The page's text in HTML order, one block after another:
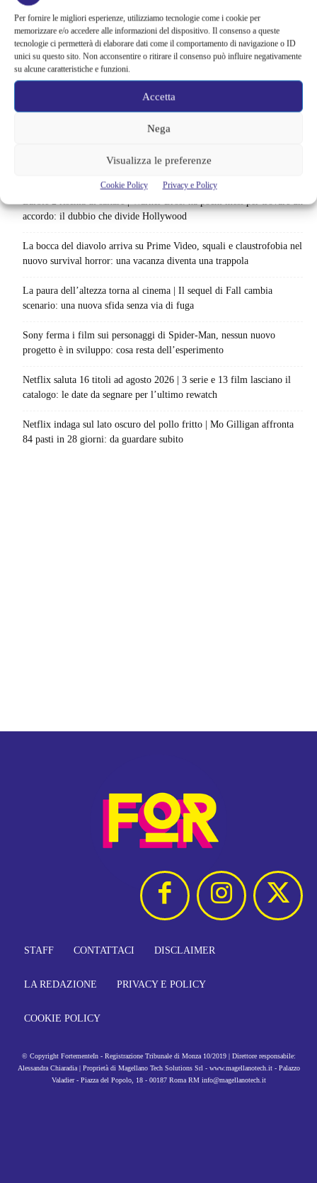
Per fornire le migliori esperienze, utilizziamo tecnologie come i cookie per
memorizzare e/o accedere alle informazioni del dispositivo. Il consenso a queste
tecnologie ci permetterà di elaborare dati come il comportamento di navigazione o ID
unici su questo sito. Non acconsentire o ritirare il consenso può influire negativamente
su alcune caratteristiche e funzioni.
Accetta
Nega
Visualizza le preferenze
Cookie Policy Privacy e Policy
Spider-Man: Brand New Day riapre una vecchia ferita | Il finale
Barbie 2 rischia di saltare | Warner Bros. ha pochi mesi per trovare un
accordo: il dubbio che divide Hollywood
La bocca del diavolo arriva su Prime Video, squali e claustrofobia nel
nuovo survival horror: una vacanza diventa una trappola
La paura dell’altezza torna al cinema | Il sequel di Fall cambia
scenario: una nuova sfida senza via di fuga
Sony ferma i film sui personaggi di Spider-Man, nessun nuovo
progetto è in sviluppo: cosa resta dell’esperimento
Netflix saluta 16 titoli ad agosto 2026 | 3 serie e 13 film lasciano il
catalogo: le date da segnare per l’ultimo rewatch
Netflix indaga sul lato oscuro del pollo fritto | Mo Gilligan affronta
84 pasti in 28 giorni: da guardare subito
STAFF CONTATTACI DISCLAIMER
LA REDAZIONE PRIVACY E POLICY
COOKIE POLICY
© Copyright FortementeIn - Registrazione Tribunale di Monza 10/2019 | Direttore responsabile:
Alessandra Chiaradia | Proprietà di Magellano Tech Solutions Srl - www.magellanotech.it - Palazzo
Valadier - Piazza del Popolo, 18 - 00187 Roma RM info@magellanotech.it